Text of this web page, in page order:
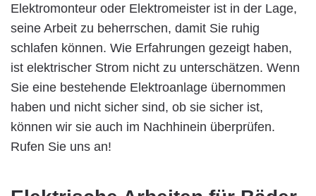
Elektromonteur oder Elektromeister ist in der Lage,
seine Arbeit zu beherrschen, damit Sie ruhig
schlafen können. Wie Erfahrungen gezeigt haben,
ist elektrischer Strom nicht zu unterschätzen. Wenn
Sie eine bestehende Elektroanlage übernommen
haben und nicht sicher sind, ob sie sicher ist,
können wir sie auch im Nachhinein überprüfen.
Rufen Sie uns an!